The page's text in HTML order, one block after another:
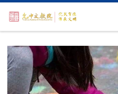
Skip to content